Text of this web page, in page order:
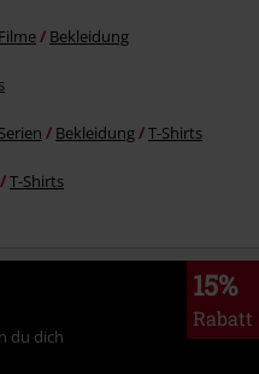
Filme Bekleidung
Serien Bekleidung T-Shirts
T-Shirts
15%
Rabatt
du dich